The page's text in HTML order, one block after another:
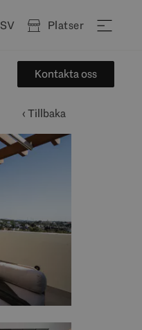
SV Platser
Kontakta oss
‹ Tillbaka